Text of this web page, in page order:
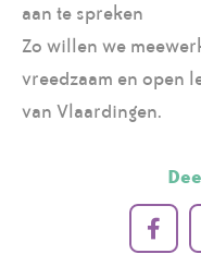
aan te spreken
Zo willen we
vreedzaam en open
van Vlaardingen.